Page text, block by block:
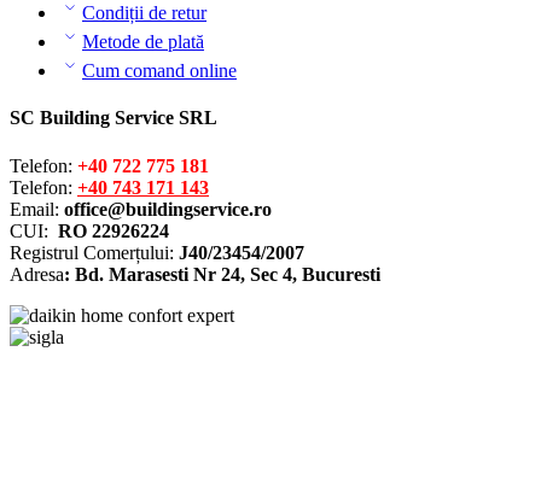
Condiții de retur
Metode de plată
Cum comand online
SC Building Service SRL
Telefon: +40 722 775 181
Telefon: +40 743 171 143
Email: office@buildingservice.ro
CUI: RO 22926224
Registrul Comerțului: J40/23454/2007
Adresa: Bd. Marasesti Nr 24, Sec 4, Bucuresti